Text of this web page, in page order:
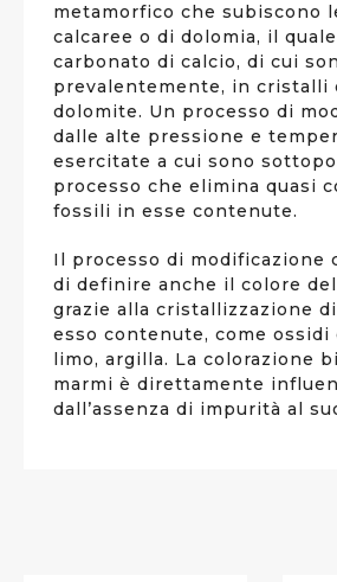
metamorfico che subiscono
calcaree o di dolomia, il
carbonato di calcio, di cui
prevalentemente, in cristalli
dolomite. Un processo di
dalle alte pressione e
esercitate a cui sono
processo che elimina quasi
fossili in esse contenute.
Il processo di modificazione
di definire anche il colore
grazie alla cristallizzazione
esso contenute, come ossidi
limo, argilla. La colorazione
marmi è direttamente
dall’assenza di impurità al